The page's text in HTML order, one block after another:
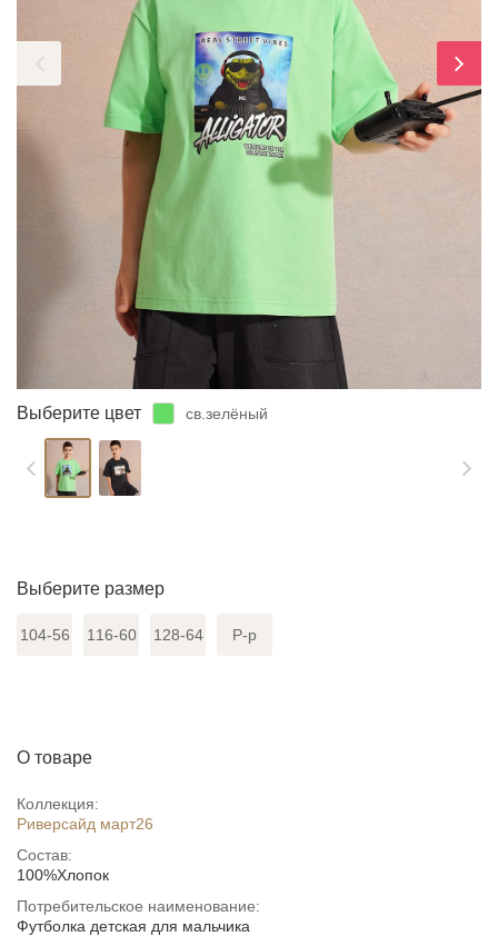
Выберите цвет св.зелёный
Выберите размер
104-56 116-60 128-64 Р-р
О товаре
Коллекция:
Риверсайд март26
Состав:
100%Хлопок
Потребительское наименование:
Футболка детская для мальчика